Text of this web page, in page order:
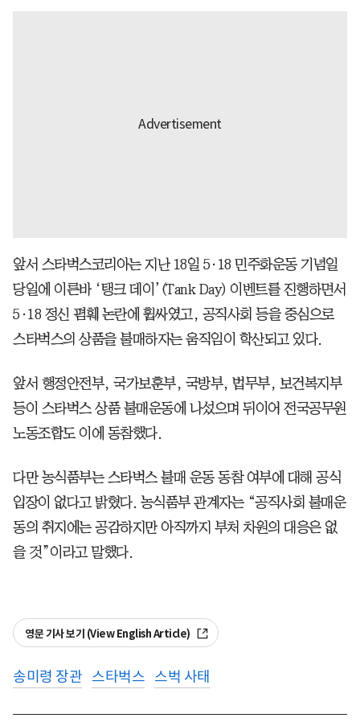
앞서 스타벅스코리아는 지난 18일 5·18 민주화운동 기념일
당일에 이른바 ‘탱크 데이’(Tank Day) 이벤트를 진행하면서
5·18 정신 폄훼 논란에 휩싸였고, 공직사회 등을 중심으로
스타벅스의 상품을 불매하자는 움직임이 학산되고 있다.
앞서 행정안전부, 국가보훈부, 국방부, 법무부, 보건복지부
등이 스타벅스 상품 불매운동에 나섰으며 뒤이어 전국공무원
노동조합도 이에 동참했다.
다만 농식품부는 스타벅스 불매 운동 동참 여부에 대해 공식
입장이 없다고 밝혔다. 농식품부 관계자는 “공직사회 불매운
동의 취지에는 공감하지만 아직까지 부처 차원의 대응은 없
을 것”이라고 말했다.
영문 기사 보기 (View English Article)
송미령 장관 스타벅스 스벅 사태